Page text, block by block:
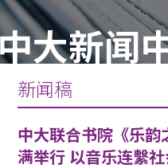
大新闻
新闻稿
中大联合书院《乐韵
满举行 以音乐连繫